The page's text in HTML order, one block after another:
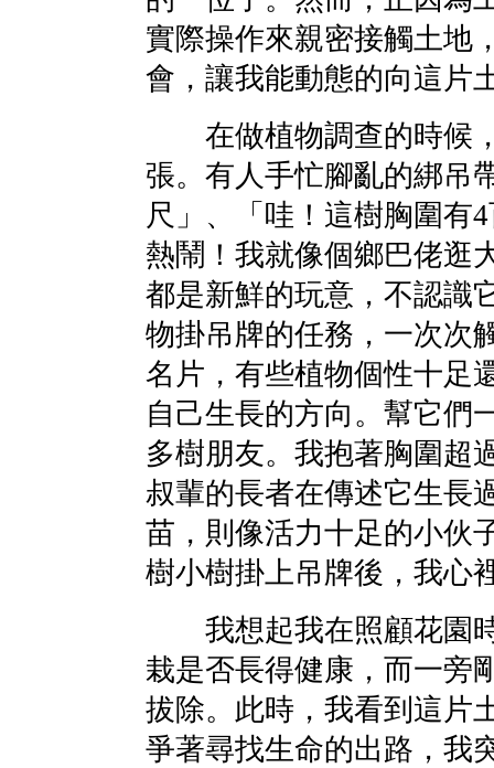
實際操作來親密接觸土地
會，讓我能動態的向這片
在做植物調查的時候，
張。有人手忙腳亂的綁吊
尺」、「哇！這樹胸圍有
熱鬧！我就像個鄉巴佬逛
都是新鮮的玩意，不認識
物掛吊牌的任務，一次次
名片，有些植物個性十足
自己生長的方向。幫它們
多樹朋友。我抱著胸圍超
叔輩的長者在傳述它生長
苗，則像活力十足的小伙
樹小樹掛上吊牌後，我心
我想起我在照顧花園時
栽是否長得健康，而一旁
拔除。此時，我看到這片
爭著尋找生命的出路，我